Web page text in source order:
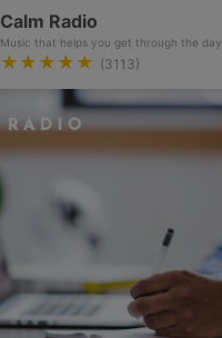
Calm Radio
Music that helps you get through the day.
★★★★★ (3113)